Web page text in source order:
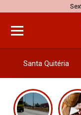
Santa Quitéria